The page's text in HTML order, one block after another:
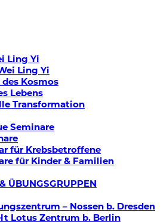
Ling Yi
Ling Yi
des Kosmos
Lebens
Transformation
Seminare
für Krebsbetroffene
für Kinder & Familien
ÜBUNGSGRUPPEN
– Nossen b. Dresden
Lotus Zentrum b. Berlin